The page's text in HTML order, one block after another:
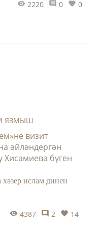
2220
0 0
ЯЗМЫШ
визит
әйләндергән
бүген
ислам динен
4387 2 14